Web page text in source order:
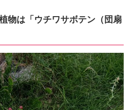
物は「ウチワサボテン（団扇